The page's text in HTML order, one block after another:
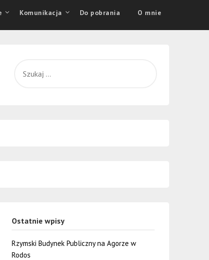
Komunikacja Do pobrania O mnie
Ostatnie wpisy
Rzymski Budynek Publiczny na Agorze w
Rodos